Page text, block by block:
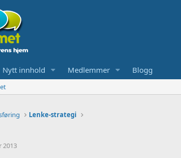
Nytt innhold Medlemmer Blogg
Lenke-strategi
2013